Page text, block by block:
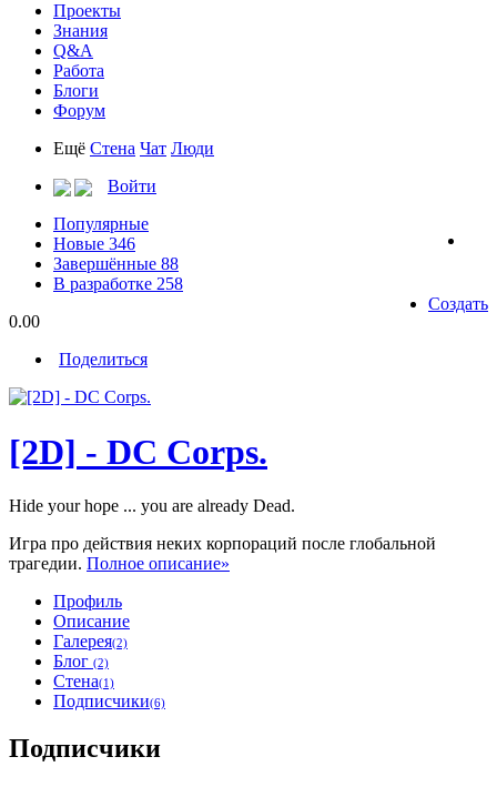
Проекты
Знания
Q&A
Работа
Блоги
Форум
Ещё Стена Чат Люди
Войти
Популярные
Новые 346
Завершённые 88
В разработке 258
Создать
0.00
Поделиться
[2D] - DC Corps.
Hide your hope ... you are already Dead.
Игра про действия неких корпораций после глобальной
трагедии. Полное описание»
Профиль
Описание
Галерея(2)
Блог (2)
Стена(1)
Подписчики(6)
Подписчики